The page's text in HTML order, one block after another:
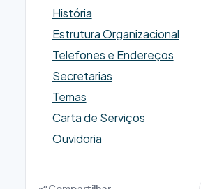
História
Estrutura Organizacional
Telefones e Endereços
Secretarias
Temas
Carta de Serviços
Ouvidoria